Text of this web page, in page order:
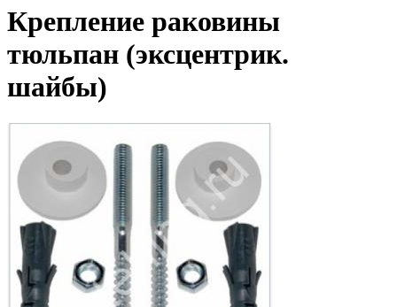
Крепление раковины
тюльпан (эксцентрик.
шайбы)